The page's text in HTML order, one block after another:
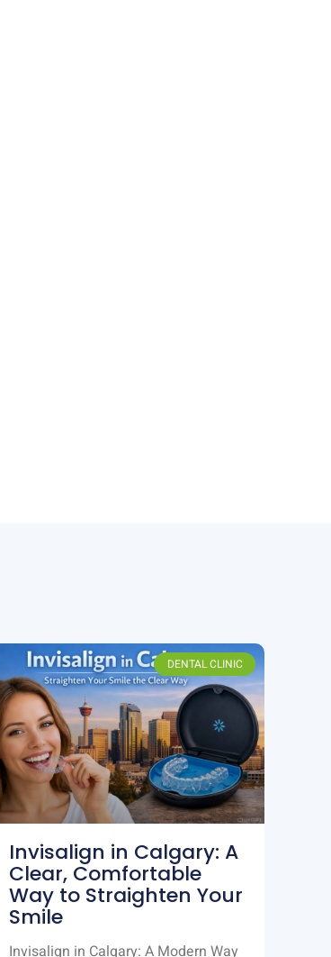
DENTAL CLINIC
Invisalign in Calgary: A
Clear, Comfortable
Way to Straighten Your
Smile
Invisalign in Calgary: A Modern Way